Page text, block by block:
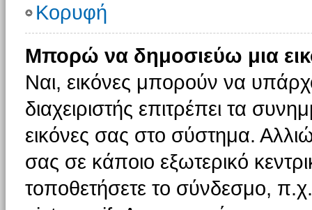
Κορυφή
Μπορώ να δημοσιεύω μια
Ναι, εικόνες μπορούν να
διαχειριστής επιτρέπει τα
εικόνες σας στο σύστημα.
σας σε κάποιο εξωτερικό
τοποθετήσετε το σύνδεσμο,